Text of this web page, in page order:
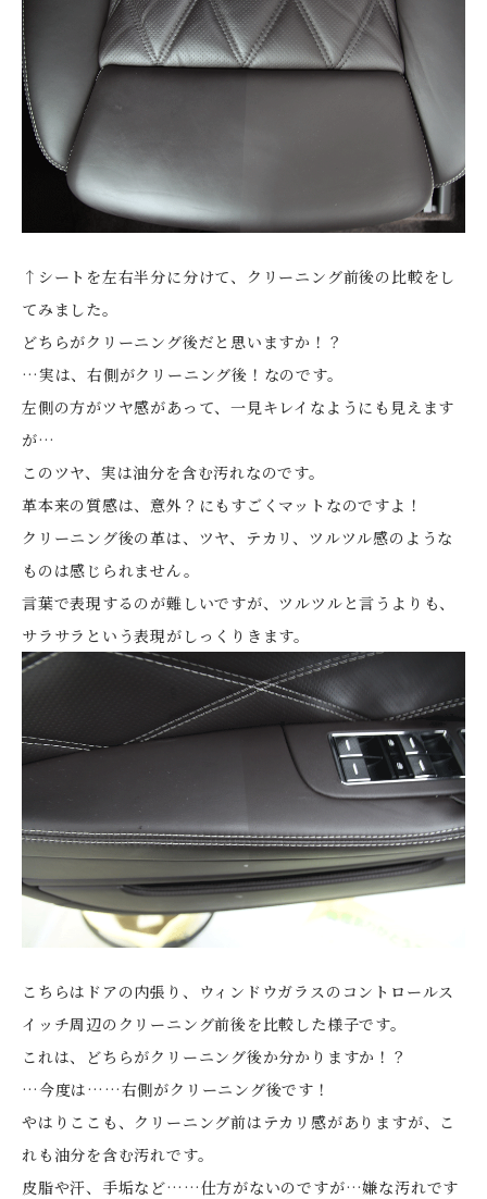
↑シートを左右半分に分けて、クリーニング前後の比較をし
てみました。
どちらがクリーニング後だと思いますか！？
…実は、右側がクリーニング後！なのです。
左側の方がツヤ感があって、一見キレイなようにも見えます
が…
このツヤ、実は油分を含む汚れなのです。
革本来の質感は、意外？にもすごくマットなのですよ！
クリーニング後の革は、ツヤ、テカリ、ツルツル感のような
ものは感じられません。
言葉で表現するのが難しいですが、ツルツルと言うよりも、
サラサラという表現がしっくりきます。
こちらはドアの内張り、ウィンドウガラスのコントロールス
イッチ周辺のクリーニング前後を比較した様子です。
これは、どちらがクリーニング後か分かりますか！？
…今度は……右側がクリーニング後です！
やはりここも、クリーニング前はテカリ感がありますが、こ
れも油分を含む汚れです。
皮脂や汗、手垢など……仕方がないのですが…嫌な汚れです